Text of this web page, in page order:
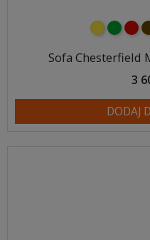
żółtyzielony
Sofa Chesterfield
3
DODAJ